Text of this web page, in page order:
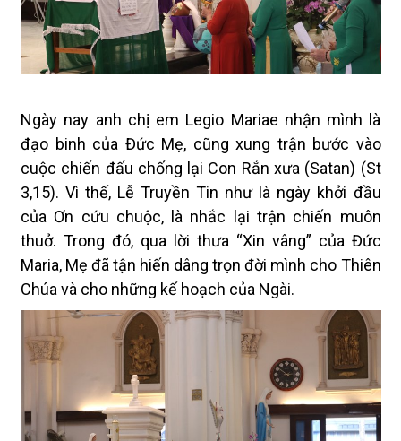
Ngày nay anh chị em Legio Mariae nhận mình là
đạo binh của Đức Mẹ, cũng xung trận bước vào
cuộc chiến đấu chống lại Con Rắn xưa(Satan) (St
3,15).Vì thế, Lễ Truyền Tin như là ngày khởi đầu
của Ơn cứu chuộc,là nhắc lại trận chiến muôn
thuở. Trong đó, qua lời thưa “Xin vâng” của Đức
Maria, Mẹ đãtận hiến dâng trọn đời mình cho Thiên
Chúa và cho những kế hoạch của Ngài.